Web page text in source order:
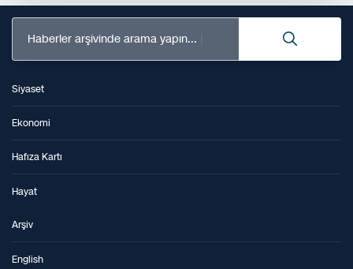
Haberler arşivinde arama yapın...
Siyaset
Ekonomi
Hafıza Kartı
Hayat
Arşiv
English